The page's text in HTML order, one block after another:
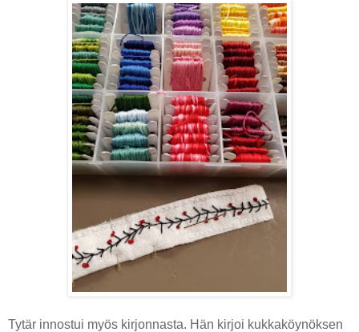
Tytär innostui myös kirjonnasta. Hän kirjoi kukkaköynöksen